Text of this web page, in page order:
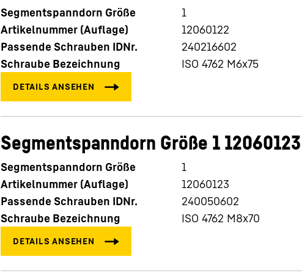
Segmentspanndorn Größe
1
Artikelnummer (Auflage)
12060122
Passende Schrauben IDNr.
240216602
Schraube Bezeichnung
ISO 4762 M6x75
Segmentspanndorn Größe 1 12060123
Segmentspanndorn Größe
1
Artikelnummer (Auflage)
12060123
Passende Schrauben IDNr.
240050602
Schraube Bezeichnung
ISO 4762 M8x70